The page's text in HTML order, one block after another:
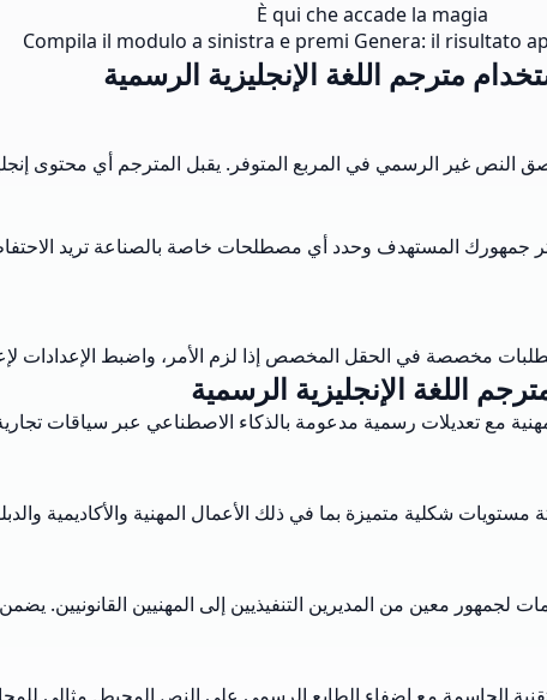
È qui che accade la magia
Compila il modulo a sinistra e premi Genera: il risultato
مترجم اللغة الإنجليزية الرسمية
جمهورك المستهدف وحدد أي مصطلحات خاصة بالصناعة تريد
اللغة الإنجليزية الرسمية